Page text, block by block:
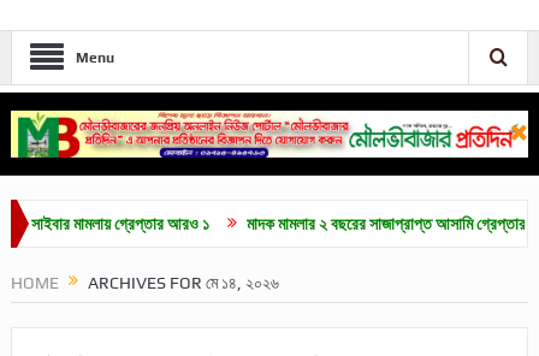
Menu
মামলায় গ্রেপ্তার আরও ১ মাদক মামলার ২ বছরের সাজাপ্রাপ্ত আসামি গ্রেপ্তার
HOME ARCHIVES FOR মে ১৪, ২০২৬